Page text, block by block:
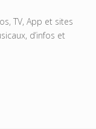
TV, App et sites
d’infos et